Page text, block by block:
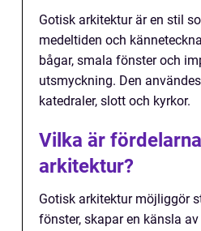
Gotisk arkitektur är en stil
medeltiden och
bågar, smala fönster och
utsmyckning. Den
katedraler, slott och kyrkor.
Vilka är
arkitektur?
Gotisk arkitektur möjliggör
fönster, skapar en känsla